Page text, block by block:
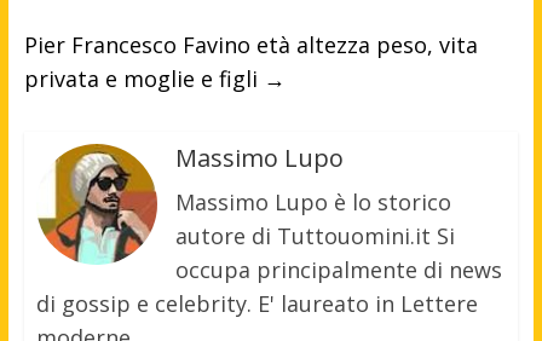
Pier Francesco Favino età altezza peso, vita
privata e moglie e figli →
Massimo Lupo
Massimo Lupo è lo storico
autore di Tuttouomini.it Si
occupa principalmente di news
di gossip e celebrity. E' laureato in Lettere